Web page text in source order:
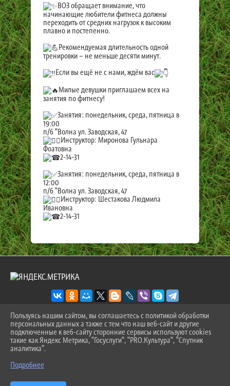
ВОЗ обращает внимание, что
начинающие любители фитнеса должны
переходить от средних нагрузок к высоким
плавно и постепенно.
Рекомендуемая длительность одной
тренировки – не меньше десяти минут.
Если вы ещё не с нами, ждём вас
Милые девушки приглашаем всех на
занятия по фитнесу!
Занятия: понедельник, среда, пятница в
19:00
п/б "Волна ул. Заводская, 47
Инструктор: Миронова Гульнара
Фоатовна
2-14-31
Занятия: понедельник, среда, пятница в
12:00
п/б "Волна ул. Заводская, 47
Инструктор: Шестакова Людмила
Ивановна
2-14-31
2026 Г. SPORT-ZEVS.RU
ВХОД
КАРТА САЙТА
СДЕЛАНО НА KUBCMS
Пользуясь нашим сайтом, вы соглашаетесь с политикой обработки
персональных данных а также с тем что наш веб-сайт и другие
подключенные к веб-сайту сторонние сервисы используют cookies
такие как Яндекс Метрика, "Госуслуги", "PRO.Культура", "Спутник
аналитика".
Подробнее